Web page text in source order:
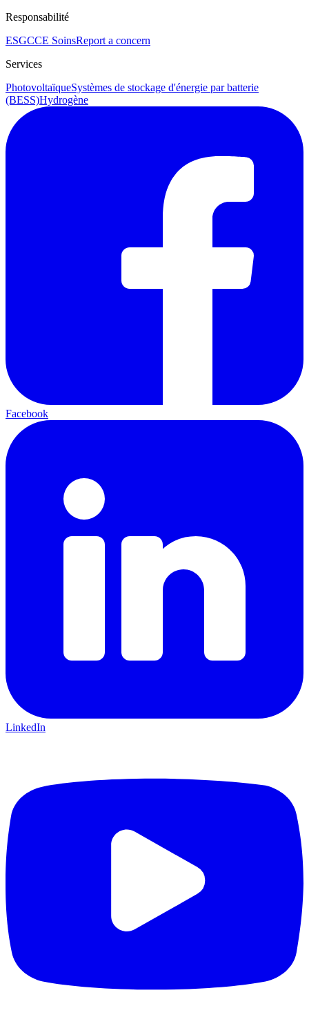
Responsabilité
ESGCCE SoinsReport a concern
Services
PhotovoltaïqueSystèmes de stockage d'énergie par batterie
(BESS)Hydrogène
Facebook
LinkedIn